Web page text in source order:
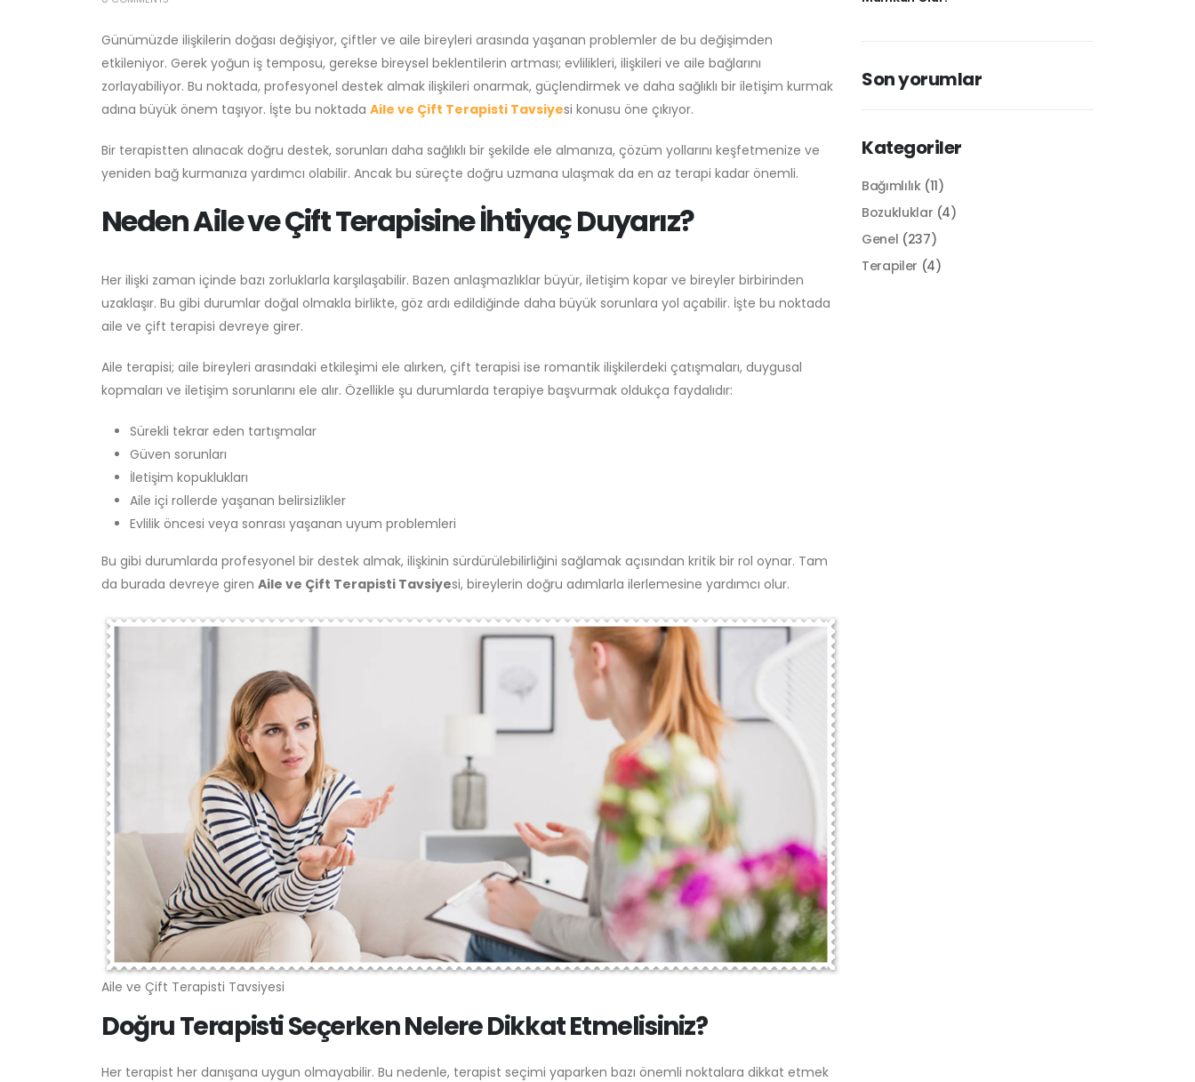
Günümüzde ilişkilerin doğası değişiyor, çiftler ve aile bireyleri arasında yaşanan problemler de bu değişimden
etkileniyor. Gerek yoğun iş temposu, gerekse bireysel beklentilerin artması; evlilikleri, ilişkileri ve aile bağlarını
zorlayabiliyor. Bu noktada, profesyonel destek almak ilişkileri onarmak, güçlendirmek ve daha sağlıklı bir iletişim kurmak
adına büyük önem taşıyor. İşte bu noktada Aile ve Çift Terapisti Tavsiyesi konusu öne çıkıyor.
Bir terapistten alınacak doğru destek, sorunları daha sağlıklı bir şekilde ele almanıza, çözüm yollarını keşfetmenize ve
yeniden bağ kurmanıza yardımcı olabilir. Ancak bu süreçte doğru uzmana ulaşmak da en az terapi kadar önemli.
Neden Aile ve Çift Terapisine İhtiyaç Duyarız?
Her ilişki zaman içinde bazı zorluklarla karşılaşabilir. Bazen anlaşmazlıklar büyür, iletişim kopar ve bireyler birbirinden
uzaklaşır. Bu gibi durumlar doğal olmakla birlikte, göz ardı edildiğinde daha büyük sorunlara yol açabilir. İşte bu noktada
aile ve çift terapisi devreye girer.
Aile terapisi; aile bireyleri arasındaki etkileşimi ele alırken, çift terapisi ise romantik ilişkilerdeki çatışmaları, duygusal
kopmaları ve iletişim sorunlarını ele alır. Özellikle şu durumlarda terapiye başvurmak oldukça faydalıdır:
Sürekli tekrar eden tartışmalar
Güven sorunları
İletişim kopuklukları
Aile içi rollerde yaşanan belirsizlikler
Evlilik öncesi veya sonrası yaşanan uyum problemleri
Bu gibi durumlarda profesyonel bir destek almak, ilişkinin sürdürülebilirliğini sağlamak açısından kritik bir rol oynar. Tam
da burada devreye giren Aile ve Çift Terapisti Tavsiyesi, bireylerin doğru adımlarla ilerlemesine yardımcı olur.
Aile ve Çift Terapisti Tavsiyesi
Doğru Terapisti Seçerken Nelere Dikkat Etmelisiniz?
Her terapist her danışana uygun olmayabilir. Bu nedenle, terapist seçimi yaparken bazı önemli noktalara dikkat etmek
Son yorumlar
Kategoriler
Bağımlılık(11)
Bozukluklar (4)
Genel (237)
Terapiler (4)